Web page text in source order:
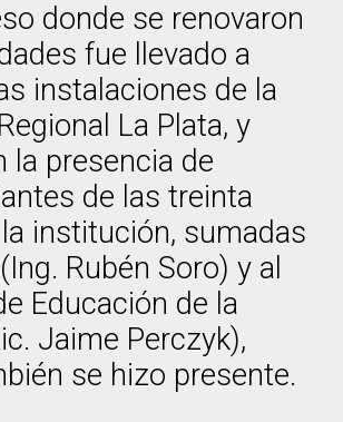
donde se renovaron
fue llevado a
instalaciones de la
La Plata, y
la presencia de
de las treinta
institución, sumadas
Rubén Soro) y al
Educación de la
Jaime Perczyk),
se hizo presente.